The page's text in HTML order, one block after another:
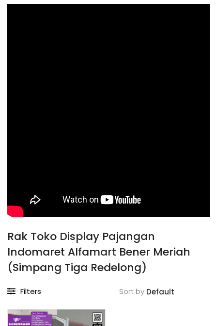
Rak Toko Display Pajangan
Indomaret Alfamart Bener Meriah
(Simpang Tiga Redelong)
Filters Sort by